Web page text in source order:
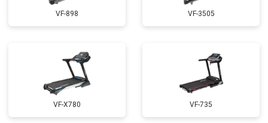
VF-898 VF-3505
VF-X780 VF-735